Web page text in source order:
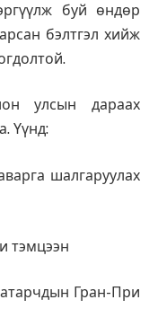
буй өндөр
бэлтгэл хийж
улсын дараах
Үүнд:
шалгаруулах
тэмцээн
Гран-При